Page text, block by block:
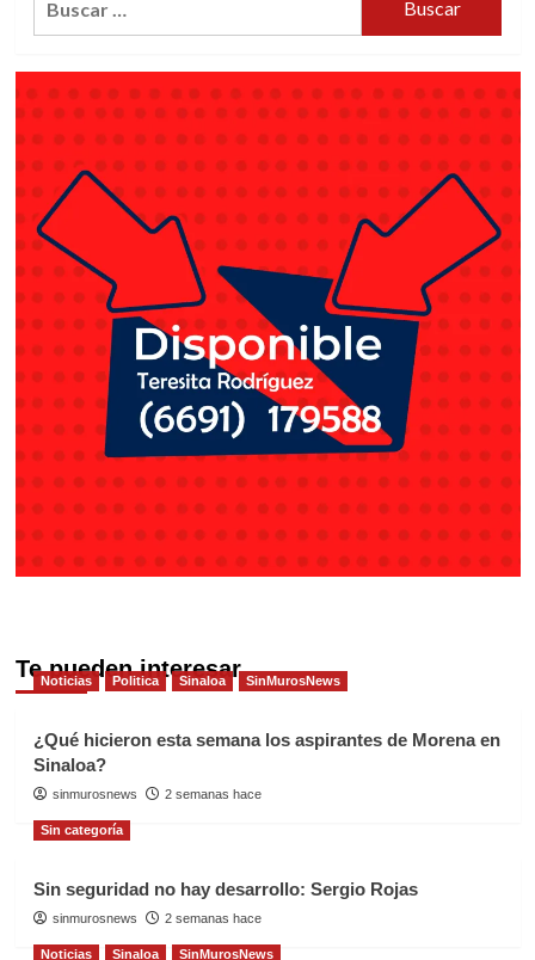
Te pueden interesar
Noticias Politica Sinaloa SinMurosNews
¿Qué hicieron esta semana los aspirantes de Morena en
Sinaloa?
sinmurosnews 2 semanas hace
Sin categoría
Sin seguridad no hay desarrollo: Sergio Rojas
sinmurosnews 2 semanas hace
Noticias Sinaloa SinMurosNews